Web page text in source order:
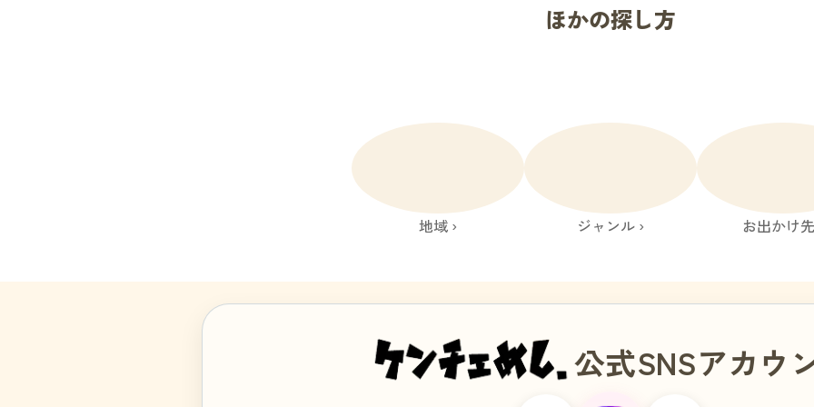
ほかの探し方
地域 › ジャンル › お出かけ
公式SNSアカウ